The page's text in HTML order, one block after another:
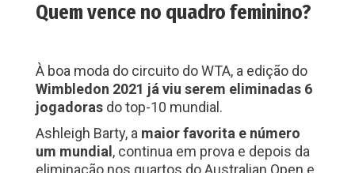
Quem vence no quadro feminino?
À boa moda do circuito do WTA, a edição do
Wimbledon 2021 já viu serem eliminadas 6
jogadorasdo top-10 mundial.
Ashleigh Barty, a maior favorita e número
um mundial , continua em prova e depois da
eliminação nos quartos do Australian Open e